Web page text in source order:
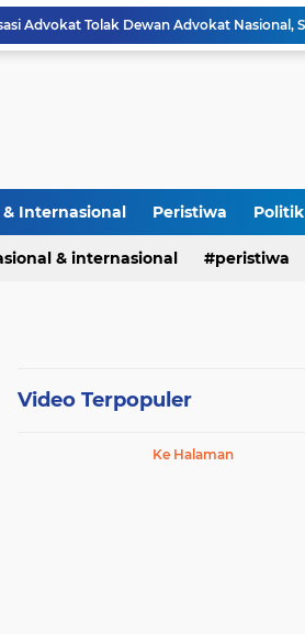
& Internasional Peristiwa Politik
& internasional peristiwa
Video Terpopuler
Ke Halaman